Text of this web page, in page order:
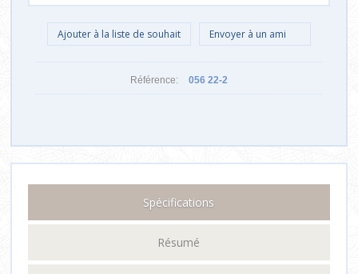
Référence: 056 22-2
Spécifications
Résumé